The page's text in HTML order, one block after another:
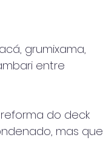
grumixama,
entre
do deck
mas que